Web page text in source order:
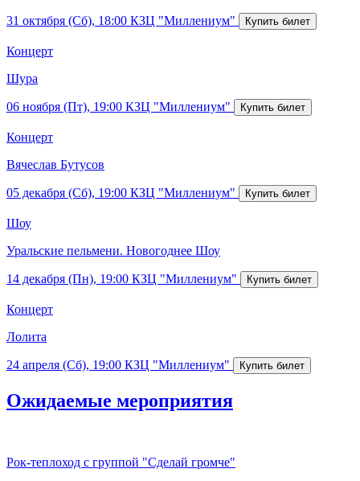
31 октября (Сб), 18:00 КЗЦ "Миллениум"
Концерт
Шура
06 ноября (Пт), 19:00 КЗЦ "Миллениум"
Концерт
Вячеслав Бутусов
05 декабря (Сб), 19:00 КЗЦ "Миллениум"
Шоу
Уральские пельмени. Новогоднее Шоу
14 декабря (Пн), 19:00 КЗЦ "Миллениум"
Концерт
Лолита
24 апреля (Сб), 19:00 КЗЦ "Миллениум"
Ожидаемые мероприятия
Рок-теплоход с группой "Сделай громче"